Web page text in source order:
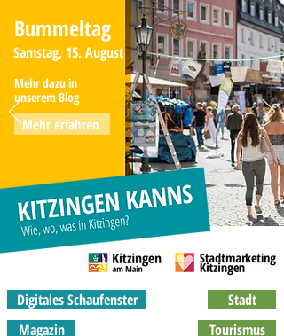
Bummeltag
Samstag, 15. August
Mehr dazu in
unserem Blog
Mehr erfahren
Stadt
Digitales Schaufenster
Magazin
Tourismus